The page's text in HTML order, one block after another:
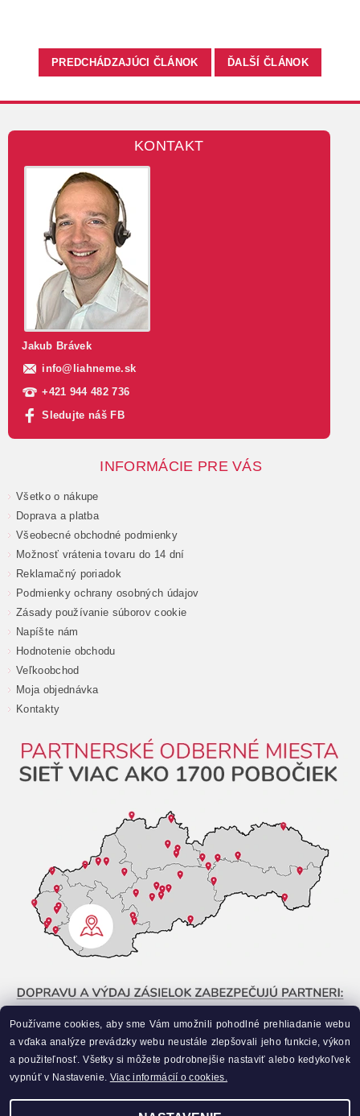
PREDCHÁDZAJÚCI ČLÁNOK ĎALŠÍ ČLÁNOK
KONTAKT
Jakub Brávek
info@ liahneme.sk
+421 944 482 736
Sledujte náš FB
INFORMÁCIE PRE VÁS
Všetko o nákupe
Doprava a platba
Všeobecné obchodné podmienky
Možnosť vrátenia tovaru do 14 dní
Reklamačný poriadok
Podmienky ochrany osobných údajov
Zásady používanie súborov cookie
Napíšte nám
Hodnotenie obchodu
Veľkoobchod
Moja objednávka
Kontakty
Používame cookies, aby sme Vám umožnili pohodlné prehliadanie webu
a vďaka analýze prevádzky webu neustále zlepšovali jeho funkcie, výkon
a použiteľnosť. Všetky si môžete podrobnejšie nastaviť alebo kedykoľvek
vypnúť v Nastavenie. Viac informácií o cookies.